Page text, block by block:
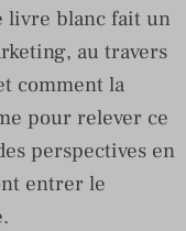
livre blanc fait un
au travers
comment la
pour relever ce
perspectives en
entrer le